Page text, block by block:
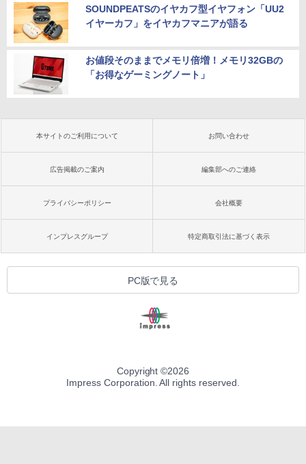
SOUNDPEATSのイヤカフ型イヤフォン「UU2
イヤーカフ」をイヤカフマニアが語る
お値段そのままでメモリ倍増！メモリ32GBの
「お得なゲーミングノート」
本サイトのご利用について お問い合わせ
広告掲載のご案内 編集部へのご連絡
プライバシーポリシー 会社概要
インプレスグループ 特定商取引法に基づく表示
PC版で見る
Copyright ©2026
Impress Corporation. All rights reserved.